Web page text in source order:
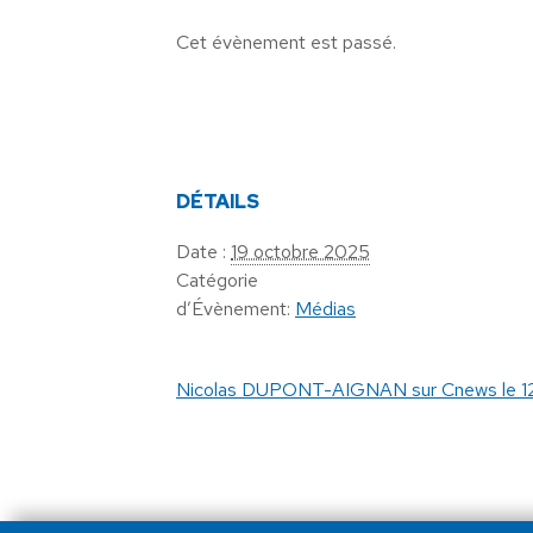
Cet évènement est passé.
DÉTAILS
Date : 19 octobre 2025
Catégorie
d’Évènement: Médias
Nicolas DUPONT-AIGNAN sur Cnews le